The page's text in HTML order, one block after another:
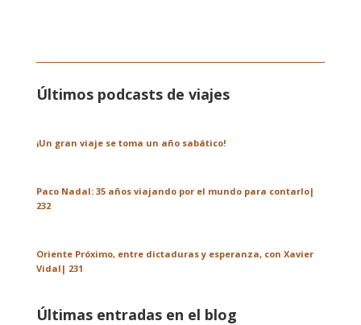
Últimos podcasts de viajes
¡Un gran viaje se toma un año sabático!
Paco Nadal: 35 años viajando por el mundo para contarlo|
232
Oriente Próximo, entre dictaduras y esperanza, con Xavier
Vidal| 231
Últimas entradas en el blog